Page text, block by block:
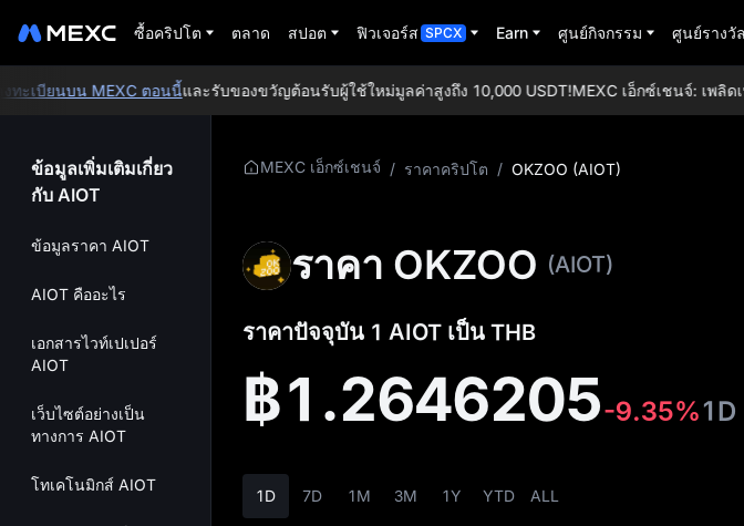
ซื้อคริปโต ตลาด สปอต ฟิวเจอร์ส SPCX Earn ศูนย์กิจกรรม ศูนย์รางวัล
เบียนบน MEXC ตอนนี้และรับของขวัญต้อนรับผู้ใช้ใหม่มูลค่าสูงถึง 10,000 USDT!MEXC เอ็กซ์เชนจ์: เพลิดเ
ข้อมูลเพิ่มเติมเกี่ยว
กับ AIOT
ข้อมูลราคา AIOT
AIOT คืออะไร
เอกสารไวท์เปเปอร์
AIOT
เว็บไซต์อย่างเป็น
ทางการ AIOT
โทเคโนมิกส์ AIOT
MEXC เอ็กซ์เชนจ์ / ราคาคริปโต / OKZOO (AIOT)
ราคา OKZOO (AIOT)
ราคาปัจจุบัน 1 AIOT เป็น THB
฿1.2646205-9.35%1D
1D 7D 1M 3M 1Y YTD ALL